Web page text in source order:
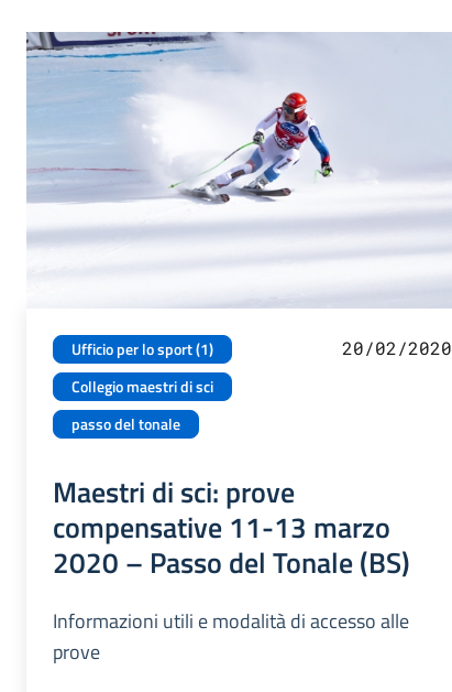
Ufficio per lo sport (1)
Collegio maestri di sci
passo del tonale
20/02/2020
Maestri di sci: prove
compensative 11-13 marzo
2020 – Passo del Tonale (BS)
Informazioni utili e modalità di accesso alle
prove